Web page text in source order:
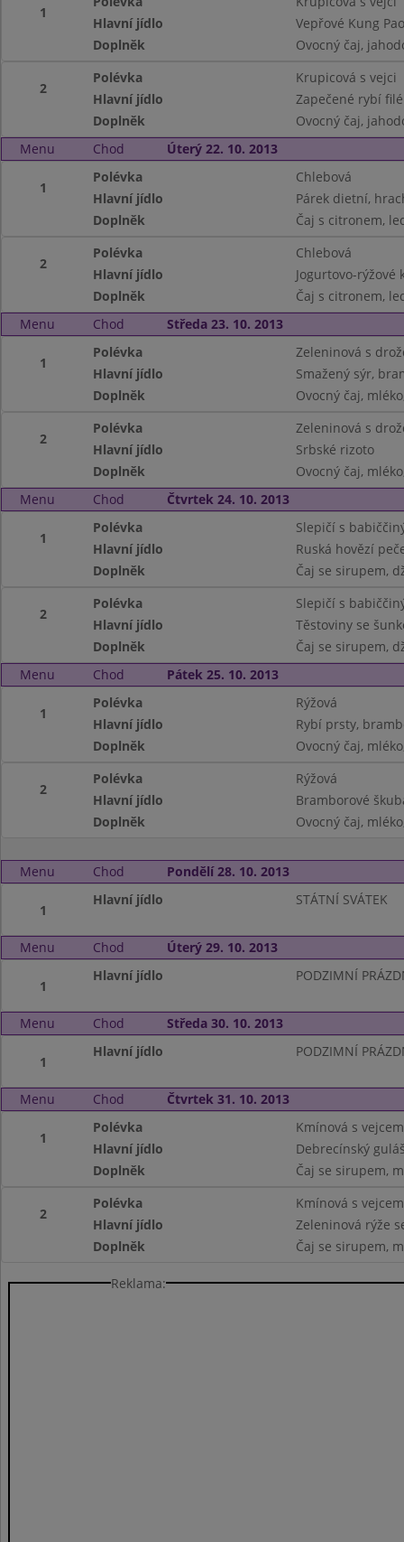
1
Hlavní jídlo
Vepřové Kung
Doplněk
Ovocný čaj,
2
Polévka
Krupicová s vejci
Hlavní jídlo
Zapečené rybí
Doplněk
Ovocný čaj,
Menu
Chod Úterý 22. 10. 2013
1
Polévka
Chlebová
Hlavní jídlo
Párek dietní,
Doplněk
Čaj s citronem,
2
Polévka
Chlebová
Hlavní jídlo
Jogurtovo-rýžové
Doplněk
Čaj s citronem,
Menu
Chod Středa 23. 10. 2013
1
Polévka
Zeleninová s
Hlavní jídlo
Smažený sýr,
Doplněk
Ovocný čaj,
2
Polévka
Zeleninová s
Hlavní jídlo
Srbské rizoto
Doplněk
Ovocný čaj,
Menu
Chod Čtvrtek 24. 10. 2013
1
Polévka
Slepičí s
Hlavní jídlo
Ruská hovězí
Doplněk
Čaj se sirupem,
2
Polévka
Slepičí s
Hlavní jídlo
Těstoviny se
Doplněk
Čaj se sirupem,
Menu
Chod Pátek 25. 10. 2013
1
Polévka
Rýžová
Hlavní jídlo
Rybí prsty,
Doplněk
Ovocný čaj,
2
Polévka
Rýžová
Hlavní jídlo
Bramborové
Doplněk
Ovocný čaj,
Menu Chod Pondělí 28. 10. 2013
1
Hlavní jídlo STÁTNÍ SVÁTEK
Menu Chod Úterý 29. 10. 2013
1
Hlavní jídlo PODZIMNÍ
Menu Chod Středa 30. 10. 2013
1
Hlavní jídlo PODZIMNÍ
Menu Chod Čtvrtek 31. 10. 2013
1
Polévka
Kmínová s vejcem
Hlavní jídlo
Debrecínský
Doplněk
Čaj se sirupem,
2
Polévka
Kmínová s vejcem
Hlavní jídlo
Zeleninová rýže
Doplněk
Čaj se sirupem,
Reklama: